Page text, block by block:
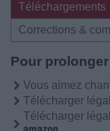
Téléchargements
Corrections &
Pour
Vous aimez
Télécharger
Télécharger